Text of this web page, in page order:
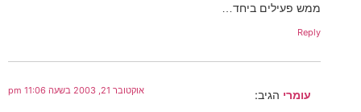
ממש פעילים ביחד…
Reply
עומרי הגיב: אוקטובר 21, 2003 בשעה 11:06 pm